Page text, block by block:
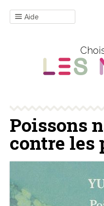
Aide
Poissons
contre les